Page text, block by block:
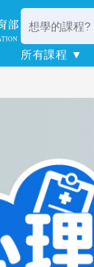
所有課程 ▼